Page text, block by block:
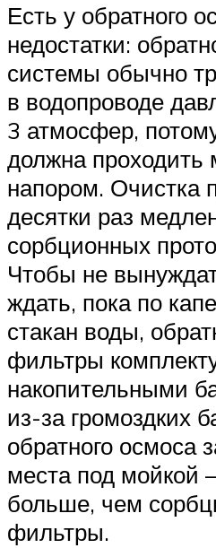
Есть у обратного
недостатки:
системы обычно
в водопроводе
3 атмосфер,
должна проходить
напором. Очистка
десятки раз
сорбционных
Чтобы не
ждать, пока по
стакан воды,
фильтры
накопительными
из-за громоздких
обратного осмоса
места под мойкой
больше, чем
фильтры.